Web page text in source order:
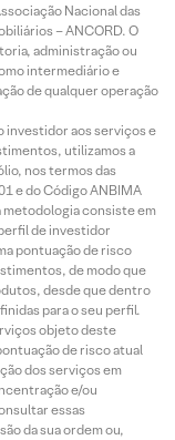
Nacional das
– ANCORD. O
administração ou
intermediário e
de qualquer operação
investidor aos serviços e
utilizamos a
nos termos das
e do Código ANBIMA
consiste em
de investidor
pontuação de risco
de modo que
desde que dentro
para o seu perfil.
objeto deste
de risco atual
dos serviços em
e/ou
essas
da sua ordem ou,